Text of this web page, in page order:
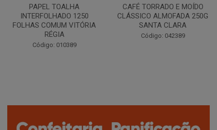
CAFÉ TORRADO E MOÍDO
CLÁSSICO ALMOFADA 250G
SANTA CLARA
Código: 042389
Copo Plástico Branco 180ml
Pacote c/100 - Cristalcopo
Código: 031413